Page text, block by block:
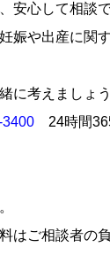
安心して相談
娠や出産に関
に考えましょう
24時間
はご相談者の